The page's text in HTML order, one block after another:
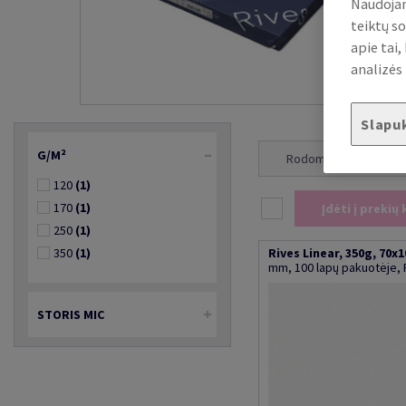
G/M²
120 (1)
170 (1)
250 (1)
350 (1)
STORIS MIC
Rodoma 1 - 4 iš 4
Įdėti į prekių
Rives Linear, 350g,
mm, 100 lapų pakuotėje,
teiktų
apie tai,